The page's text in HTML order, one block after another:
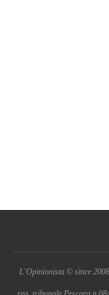
L'Opinionista © since